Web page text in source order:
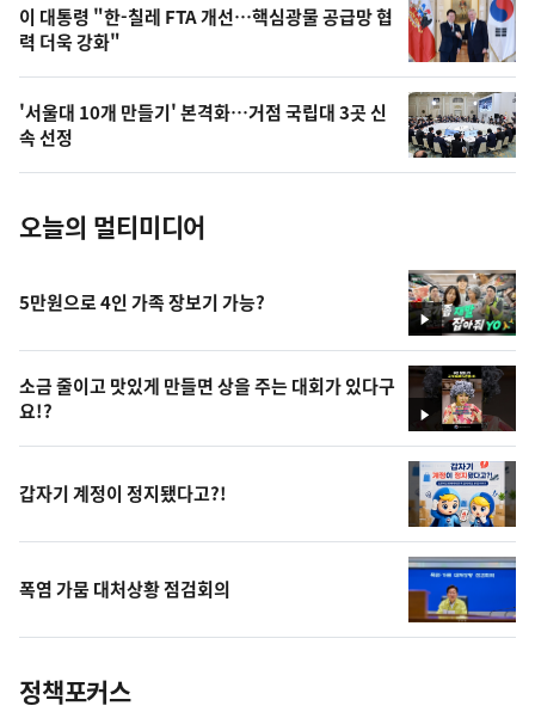
오
늘
의
사
진
이 대통령 "한-칠레 FTA 개선…핵심광물 공급망 협
력 더욱 강화"
'서울대 10개 만들기' 본격화…거점 국립대 3곳 신
속 선정
오늘의 멀티미디어
영
상
5만원으로 4인 가족 장보기 가능?
영
상
소금 줄이고 맛있게 만들면 상을 주는 대회가 있다구
요!?
갑자기 계정이 정지됐다고?!
폭염 가뭄 대처상황 점검회의
정책포커스